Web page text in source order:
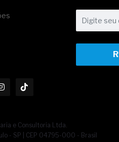
e Consultoria Ltda.
- SP | CEP 04795-000 - Brasil